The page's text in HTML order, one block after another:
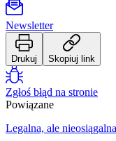
Newsletter
Drukuj Skopiuj link
Zgłoś błąd na stronie
Powiązane
Legalna, ale